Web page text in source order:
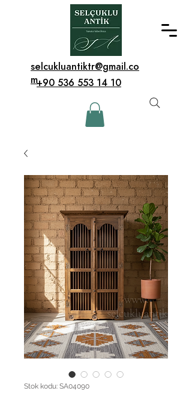
+90 536 553 14 10
selcukluantiktr@gmail.co
m
Stok kodu: SA04090